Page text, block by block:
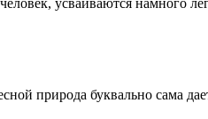
усваиваются
природа буквально сама